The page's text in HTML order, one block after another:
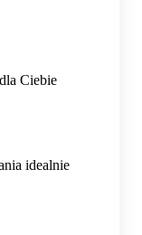
Ciebie
idealnie